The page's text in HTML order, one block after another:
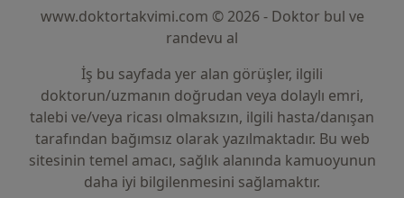
www.doktortakvimi.com © 2026 - Doktor bul ve
randevu al
İş bu sayfada yer alan görüşler, ilgili
doktorun/uzmanın doğrudan veya dolaylı emri,
talebi ve/veya ricası olmaksızın, ilgili hasta/danışan
tarafından bağımsız olarak yazılmaktadır. Bu web
sitesinin temel amacı, sağlık alanında kamuoyunun
daha iyi bilgilenmesini sağlamaktır.